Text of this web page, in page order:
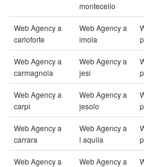
montecelio
Web Agency a
carloforte
Web Agency a
imola
Web Agency a
carmagnola
Web Agency a
jesi
Web Agency a
carpi
Web Agency a
jesolo
Web Agency a
carrara
Web Agency a
l aquila
Web Agency a
Web Agency a